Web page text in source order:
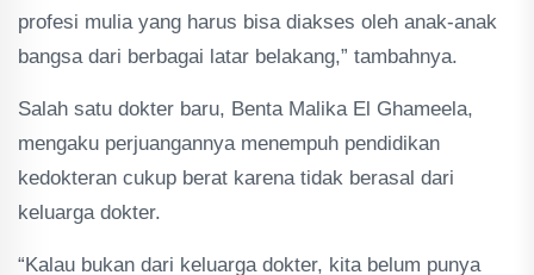
profesi mulia yang harus bisa diakses oleh anak-anak
bangsa dari berbagai latar belakang,” tambahnya.
Salah satu dokter baru, Benta Malika El Ghameela,
mengaku perjuangannya menempuh pendidikan
kedokteran cukup berat karena tidak berasal dari
keluarga dokter.
“Kalau bukan dari keluarga dokter, kita belum punya